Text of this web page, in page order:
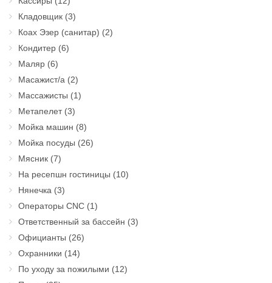
Кладовщик (3)
Коах Эзер (санитар) (2)
Кондитер (6)
Маляр (6)
Масажист/а (2)
Массажисты (1)
Метапелет(3)
Мойка машин (8)
Мойка посуды (26)
Мясник (7)
На ресепшн гостиницы (10)
Нянечка (3)
Операторы CNC (1)
Ответственный за бассейн (3)
Официанты (26)
Охранники (14)
По уходу за пожилыми (12)